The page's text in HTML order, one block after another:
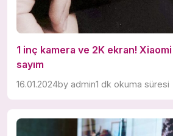
1 inç kamera ve 2K ekran!
sayım
16.01.2024by admin1 dk okuma süresi